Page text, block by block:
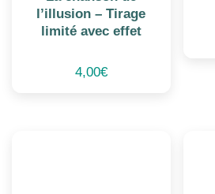
l’illusion – Tirage
limité avec effet
4,00€